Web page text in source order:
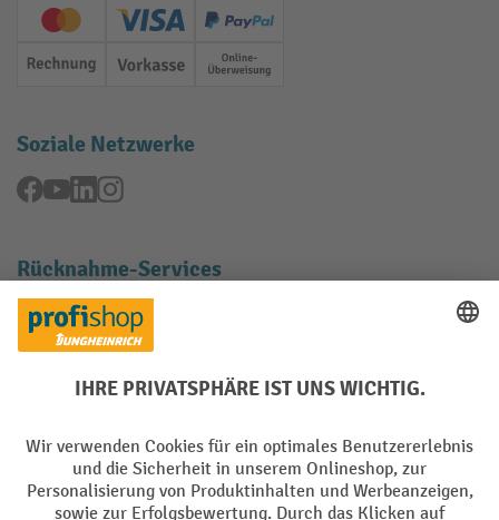
Creditcard (Master)Creditcard (Visa)
PayPal
Rechnung Vorkasse Online-Überweisung
Soziale Netzwerke
Facebook
YouTubeLinkedInInstagram
Rücknahme-Services
Elektrogeräte Rückname
Batterie Rückname